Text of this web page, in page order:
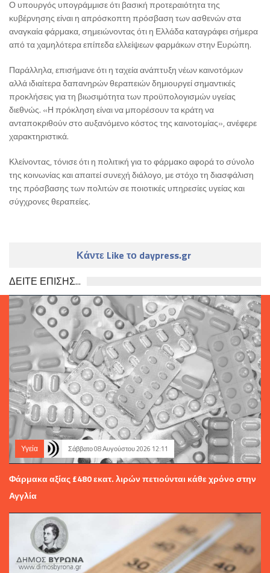
Ο υπουργός υπογράμμισε ότι βασική προτεραιότητα της
κυβέρνησης είναι η απρόσκοπτη πρόσβαση των ασθενών στα
αναγκαία φάρμακα, σημειώνοντας ότι η Ελλάδα καταγράφει σήμερα
από τα χαμηλότερα επίπεδα ελλείψεων φαρμάκων στην Ευρώπη.
Παράλληλα, επισήμανε ότι η ταχεία ανάπτυξη νέων καινοτόμων
αλλά ιδιαίτερα δαπανηρών θεραπειών δημιουργεί σημαντικές
προκλήσεις για τη βιωσιμότητα των προϋπολογισμών υγείας
διεθνώς. «Η πρόκληση είναι να μπορέσουν τα κράτη να
ανταποκριθούν στο αυξανόμενο κόστος της καινοτομίας», ανέφερε
χαρακτηριστικά.
Κλείνοντας, τόνισε ότι η πολιτική για το φάρμακο αφορά το σύνολο
της κοινωνίας και απαιτεί συνεχή διάλογο, με στόχο τη διασφάλιση
της πρόσβασης των πολιτών σε ποιοτικές υπηρεσίες υγείας και
σύγχρονες θεραπείες.
Κάντε Like το daypress.gr
ΔΕΙΤΕ ΕΠΙΣΗΣ...
Υγεία Σάββατο 08 Αυγούστου 2026 12:11
Φάρμακα αξίας £480 εκατ. λιρών πετιούνται κάθε χρόνο στην
Αγγλία